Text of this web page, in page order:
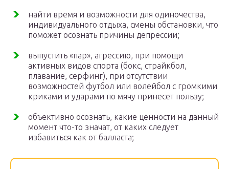
найти время и возможности для одиночества,
индивидуального отдыха, смены обстановки, что
поможет осознать причины депрессии;
выпустить «пар», агрессию, при помощи
активных видов спорта (бокс, страйкбол,
плавание, серфинг), при отсутствии
возможностей футбол или волейбол с громкими
криками и ударами по мячу принесет пользу;
объективно осознать, какие ценности на данный
момент что-то значат, от каких следует
избавиться как от балласта;